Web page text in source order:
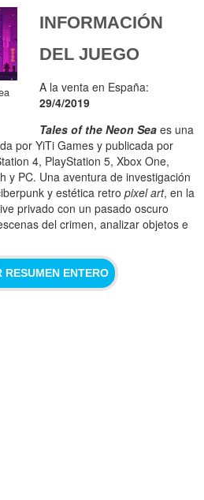
INFORMACIÓN
DEL JUEGO
A la venta en España:
29/4/2019
Tales of the Neon Sea es una
por YiTi Games y publicada por
4, PlayStation 5, Xbox One,
y PC. Una aventura de investigación
y estética retropixel art, en la
privado con un pasado oscuro
del crimen, analizar objetos e
RESUMEN ENTERO